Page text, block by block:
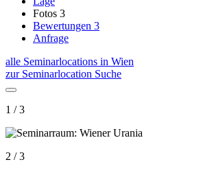
Fotos 3
Bewertungen 3
Anfrage
alle Seminarlocations in Wien
zur Seminarlocation Suche
1 / 3
2 / 3